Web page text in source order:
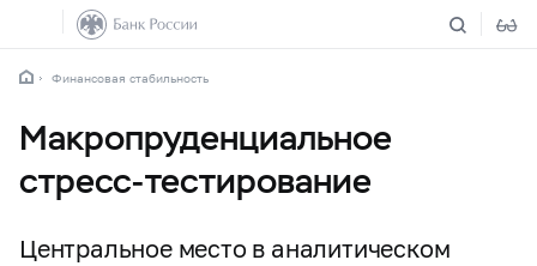
Финансовая стабильность
Макропруденциальное
стресс-тестирование
Центральное место в аналитическом